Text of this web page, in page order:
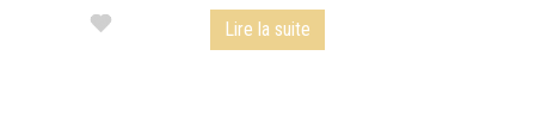
Lire la suite